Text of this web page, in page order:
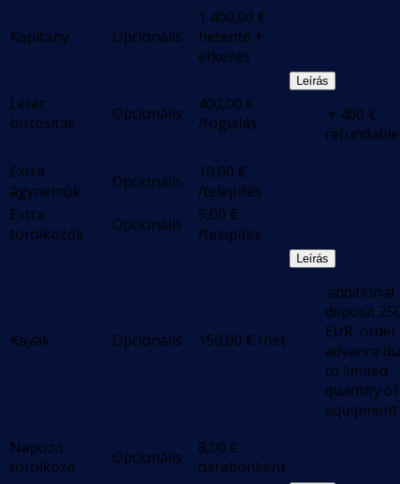
Kapitány Opcionális
1 400,00 €
hetente +
étkezés
Letét
biztosítás
Opcionális 400,00 €
/foglalás
Leírás
.+ 400 €
refundable
Extra
ágyneműk
Opcionális 10,00 €
/telepítés
Extra
törölközők
Opcionális 5,00 €
/telepítés
Kayak Opcionális 150,00 € /hét
Leírás
.additional
deposit
EUR,
advance
to limited
quantity of
equipment
Napozó
törölköző
Opcionális 8,00 €
darabonként